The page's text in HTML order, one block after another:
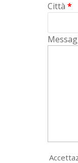
Città *